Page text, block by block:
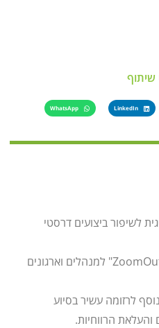
שיתוף
LinkedIn
WhatsApp
לשיפור ביצועים דרסטי
מפתחת מתודולוגיית "ZoomOut ZoomIn" למנהלים וארגונים
נוסף לרזומה עשיר בסיוע
והעלאת הרווחיות.